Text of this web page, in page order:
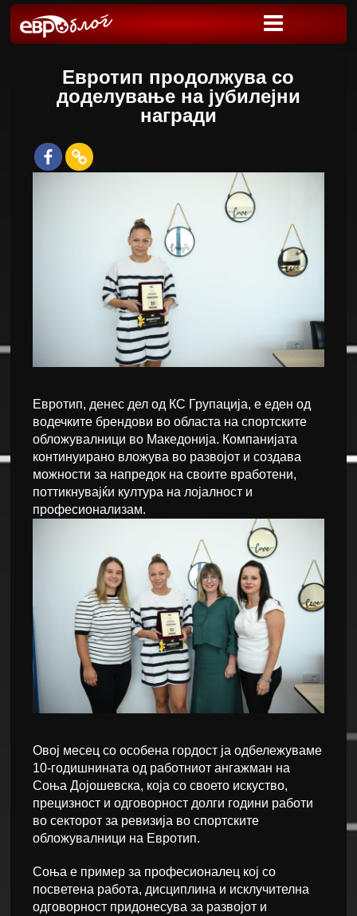
Евротип продолжува со
доделување на јубилејни
награди
Евротип, денес дел од КС Групација, е еден од
водечките брендови во областа на спортските
обложувалници во Македонија. Компанијата
континуирано вложува во развојот и создава
можности за напредок на своите вработени,
поттикнувајќи култура на лојалност и
професионализам.
Овој месец со особена гордост ја одбележуваме
10-годишнината од работниот ангажман на
Соња Дојошевска, која со своето искуство,
прецизност и одговорност долги години работи
во секторот за ревизија во спортските
обложувалници на Евротип.
Соња е пример за професионалец кој со
посветена работа, дисциплина и исклучителна
одговорност придонесува за развојот и